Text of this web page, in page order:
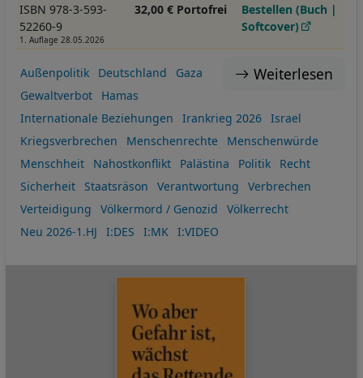
ISBN 978-3-593-
52260-9
1. Auflage 28.05.2026
32,00 € Portofrei
Bestellen (Buch |
Softcover)
Weiterlesen
Außenpolitik Deutschland
Gaza
Gewaltverbot
Hamas
Internationale Beziehungen
Irankrieg 2026
Israel
Kriegsverbrechen
Menschenrechte
Menschenwürde
Menschheit
Nahostkonflikt Palästina Politik
Recht
Sicherheit
Staatsräson Verantwortung
Verbrechen
Verteidigung
Völkermord / Genozid
Völkerrecht
Neu 2026-1.HJ
I:DES I:MK I:VIDEO